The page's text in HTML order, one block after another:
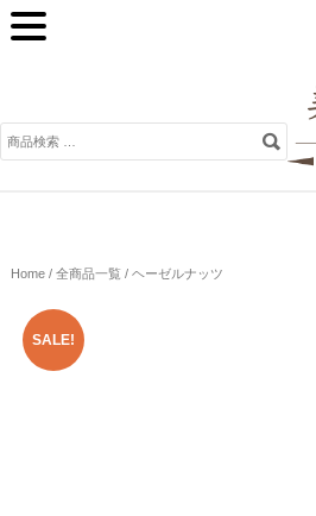
検
索
Home/ 全商品一覧/ ヘーゼルナッツ
SALE!